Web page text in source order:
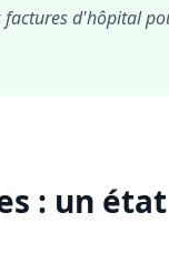
d'hôpital
: un